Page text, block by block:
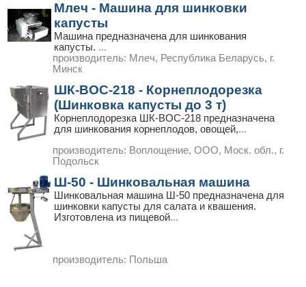
Млеч - Машина для шинковки
капусты
Машина предназначена для шинкования
капусты. ...
производитель: Млеч, Республика Беларусь, г.
Минск
ШК-ВОС-218 - Корнеплодорезка
(Шинковка капусты до 3 т)
Корнеплодорезка ШК-ВОС-218 предназначена
для шинкования корнеплодов, овощей,...
производитель: Воплощение, ООО, Моск. обл., г.
Подольск
Ш-50 - Шинковальная машина
Шинковальная машина Ш-50 предназначена для
шинковки капусты для салата и квашения.
Изготовлена из пищевой...
производитель: Польша